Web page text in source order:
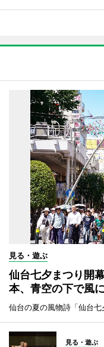
見る・遊ぶ
仙台七夕まつり開
本、青空の下で風
仙台の夏の風物詩「仙台七
見る・遊ぶ